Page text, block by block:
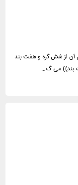
آن از شش گره و هفت بند
بند)) می گ…